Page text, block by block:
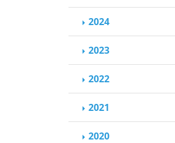
2024
2023
2022
2021
2020